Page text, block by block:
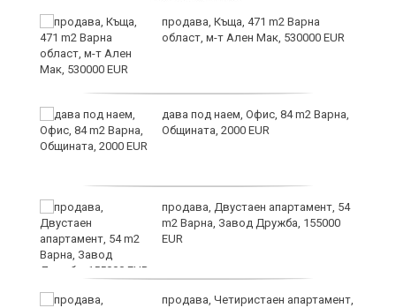
продава, Къща, 471 m2 Варна
област, м-т Ален Мак, 530000 EUR
дава под наем, Офис, 84 m2 Варна,
Общината, 2000 EUR
продава, Двустаен апартамент, 54
m2 Варна, Завод Дружба, 155000
EUR
продава, Четиристаен апартамент,